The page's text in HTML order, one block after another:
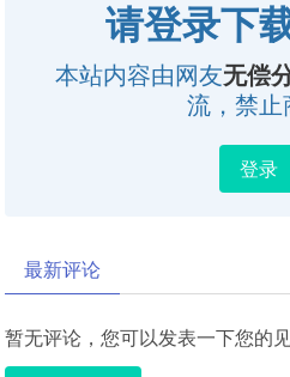
请登录下
本站内容由网友无偿
流，禁止
登录
最新评论
暂无评论，您可以发表一下您的